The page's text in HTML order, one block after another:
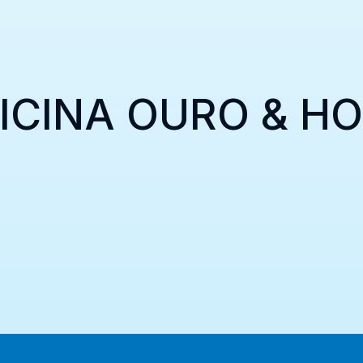
OURO &